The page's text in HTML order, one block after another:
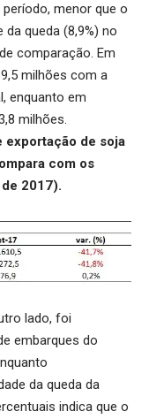
menor que o
queda (8,9%) no
comparação. Em
milhões com a
enquanto em
milhões.
exportação de soja
com os
2017).
lado, foi
embarques do
da queda da
indica que o